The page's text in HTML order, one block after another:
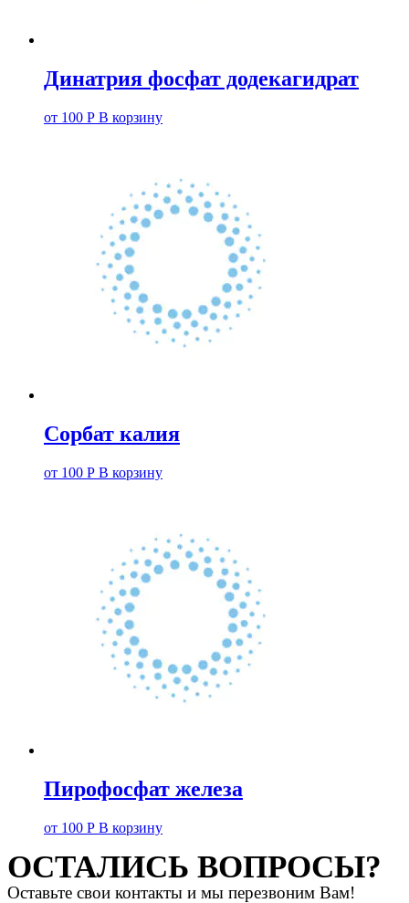
Динатрия фосфат додекагидрат
от 100 Р В корзину
Сорбат калия
от 100 Р В корзину
Пирофосфат железа
от 100 Р В корзину
ОСТАЛИСЬ ВОПРОСЫ?
Оставьте свои контакты и мы перезвоним Вам!